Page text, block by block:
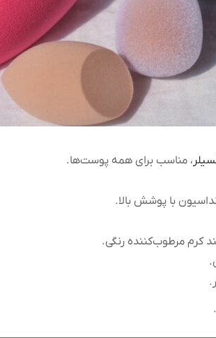
، مناسب برای همه پوست‌ها.
با پوشش بالا.
مرطوب‌کننده رنگی.